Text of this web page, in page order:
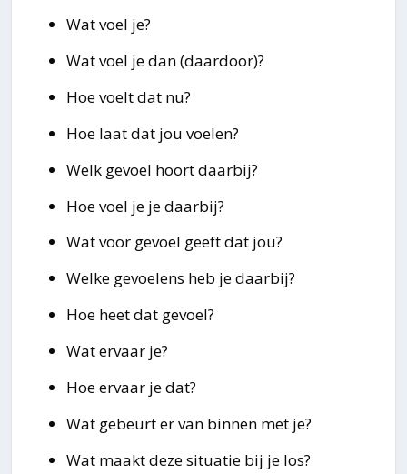
Wat voel je?
Wat voel je dan (daardoor)?
Hoe voelt dat nu?
Hoe laat dat jou voelen?
Welk gevoel hoort daarbij?
Hoe voel je je daarbij?
Wat voor gevoel geeft dat jou?
Welke gevoelens heb je daarbij?
Hoe heet dat gevoel?
Wat ervaar je?
Hoe ervaar je dat?
Wat gebeurt er van binnen met je?
Wat maakt deze situatie bij je los?